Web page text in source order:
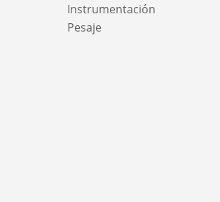
Instrumentación
Pesaje